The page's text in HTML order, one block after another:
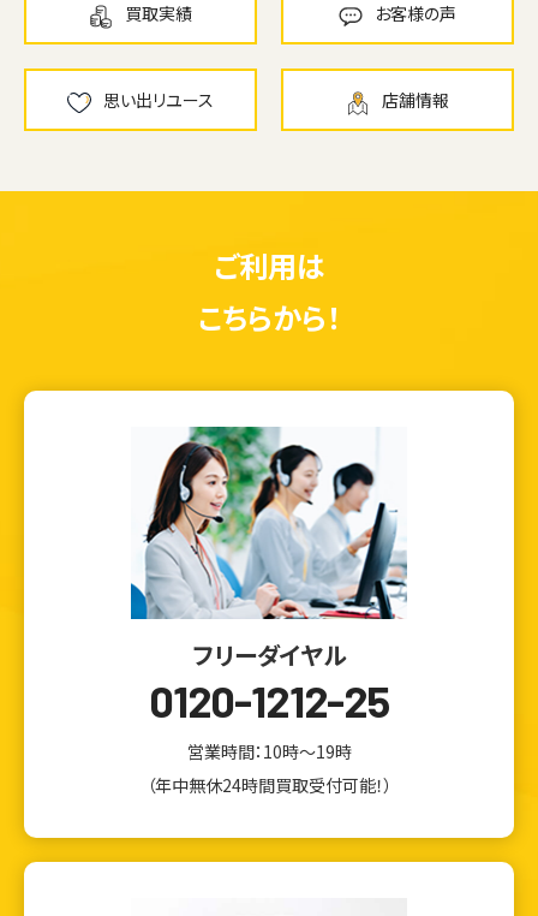
買取実績 お客様の声
思い出リユース 店舗情報
ご利用は
こちらから！
フリーダイヤル
0120-1212-25
営業時間：10時～19時
（年中無休24時間買取受付可能！）